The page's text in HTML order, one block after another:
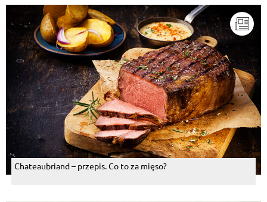
Chateaubriand – przepis. Co to za mięso?